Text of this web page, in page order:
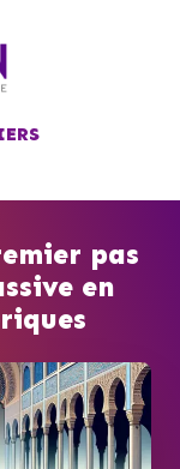
pas
en